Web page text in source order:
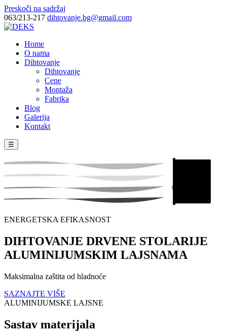
Preskoči na sadržaj
063/213-217 dihtovanje.bg@gmail.com
Home
O nama
Dihtovanje
Dihtovanje
Cene
Montaža
Fabrika
Blog
Galerija
Kontakt
☰
ENERGETSKA EFIKASNOST
DIHTOVANJE DRVENE STOLARIJE
ALUMINIJUMSKIM LAJSNAMA
Maksimalna zaštita od hladnoće
SAZNAJTE VIŠE
ALUMINIJUMSKE LAJSNE
Sastav materijala